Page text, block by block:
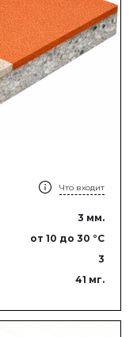
Что входит
3 мм.
от 10 до 30 °C
3
41 мг.